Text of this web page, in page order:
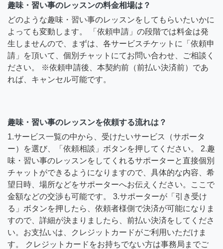
趣味・習い事のレッスンの料金相場は？
どのような趣味・習い事のレッスンをしてもらいたいかに
よっても変動します。 「依頼申請」の段階では料金は発
生しませんので、まずは、各サービスチケットに「依頼申
請」を頂いて、個別チャットにてお問い合わせ、ご相談く
ださい。 ※依頼申請後、本契約前（前払い決済前）であ
れば、キャンセル可能です。
趣味・習い事のレッスンを依頼する流れは？
1.サービス一覧の中から、受けたいサービス（サポータ
ー）を選び、「依頼相談」ボタンを押してください。 2.趣
味・習い事のレッスンをしてくれるサポーターと直接個別
チャットができるようになりますので、具体的な内容、希
望日時、場所などをサポーターへお伝えください。ここで
金額などの交渉も可能です。 3.サポーターが「引き受け
る」ボタンを押したら、依頼者様側で決済が可能になりま
すので、詳細が決まりましたら、前払い決済をしてくださ
い。お支払いは、クレジットカードがご利用いただけま
す。 クレジットカードをお持ちでない方は事務局までご